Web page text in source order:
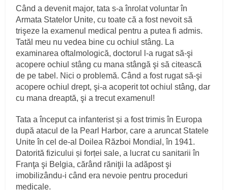
Când a devenit major, tata s‑a înrolat voluntar în
Armata Statelor Unite, cu toate că a fost nevoit să
trişeze la examenul medical pentru a putea fi admis.
Tatăl meu nu vedea bine cu ochiul stâng. La
examinarea oftalmologică, doctorul l‑a rugat să‑şi
acopere ochiul stâng cu mana stângă şi să citească
de pe tabel. Nici o problemă. Când a fost rugat să‑şi
acopere ochiul drept, şi‑a acoperit tot ochiul stâng, dar
cu mana dreaptă, şi a trecut examenul!
Tata a început ca infanterist și a fost trimis în Europa
după atacul de la Pearl Harbor, care a aruncat Statele
Unite în cel de‑al Doilea Război Mondial, în 1941.
Datorită fizicului și forței sale, a lucrat cu sanitarii în
Franţa şi Belgia, cărând răniţii la adăpost şi
imobilizându‑i când era nevoie pentru proceduri
medicale.